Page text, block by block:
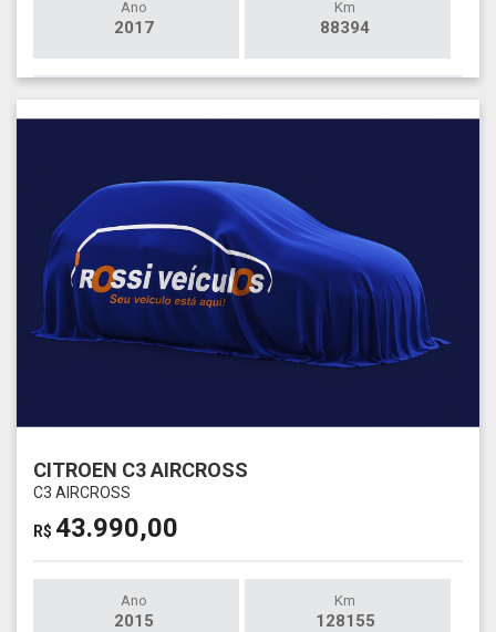
Ano
2017
Km
88394
CITROEN C3 AIRCROSS
C3 AIRCROSS
R$ 43.990,00
Ano
2015
Km
128155